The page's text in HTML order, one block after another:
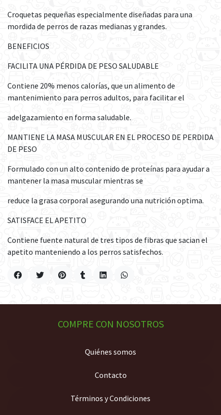
Croquetas pequeñas especialmente diseñadas para una
mordida de perros de razas medianas y grandes.
BENEFICIOS
FACILITA UNA PÉRDIDA DE PESO SALUDABLE
Contiene 20% menos calorías, que un alimento de
mantenimiento para perros adultos, para facilitar el
adelgazamiento en forma saludable.
MANTIENE LA MASA MUSCULAR EN EL PROCESO DE PERDIDA
DE PESO
Formulado con un alto contenido de proteínas para ayudar a
mantener la masa muscular mientras se
reduce la grasa corporal asegurando una nutrición optima.
SATISFACE EL APETITO
Contiene fuente natural de tres tipos de fibras que sacian el
apetito manteniendo a los perros satisfechos.
COMPRE CON NOSOTROS
Quiénes somos
Contacto
Términos y Condiciones